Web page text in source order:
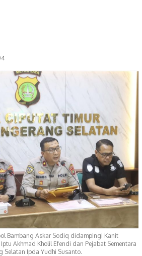
Bambang Askar Sodiq didampingi Kanit
Akhmad Kholil Efendi dan Pejabat Sementara
Selatan Ipda Yudhi Susanto.